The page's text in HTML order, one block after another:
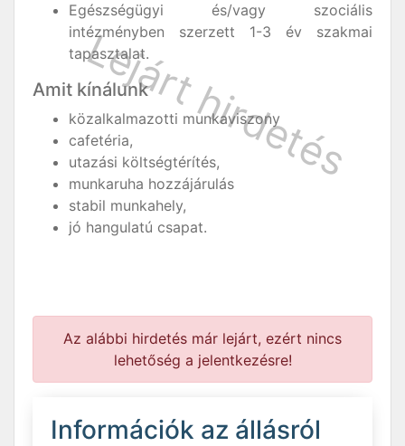
Egészségügyi és/vagy szociális
intézményben szerzett 1-3 év szakmai
tapasztalat.
Amit kínálunk
közalkalmazotti munkaviszony
cafetéria,
utazási költségtérítés,
munkaruha hozzájárulás
stabil munkahely,
jó hangulatú csapat.
Az alábbi hirdetés már lejárt, ezért nincs
lehetőség a jelentkezésre!
Információk az állásról